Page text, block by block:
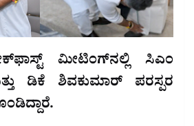
ಮೀಟಿಂಗ್‌ನಲ್ಲಿ ಸಿಎಂ
ಡಿಕೆ ಶಿವಕುಮಾರ್‌ ಪರಸ್ಪರ